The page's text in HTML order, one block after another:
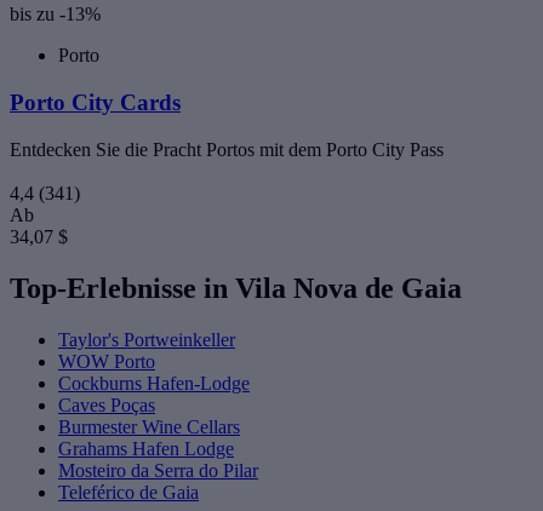
bis zu -13%
Porto
Porto City Cards
Entdecken Sie die Pracht Portos mit dem Porto City Pass
4,4 (341)
Ab
34,07 $
Top-Erlebnisse in Vila Nova de Gaia
Taylor's Portweinkeller
WOW Porto
Cockburns Hafen-Lodge
Caves Poças
Burmester Wine Cellars
Grahams Hafen Lodge
Mosteiro da Serra do Pilar
Teleférico de Gaia